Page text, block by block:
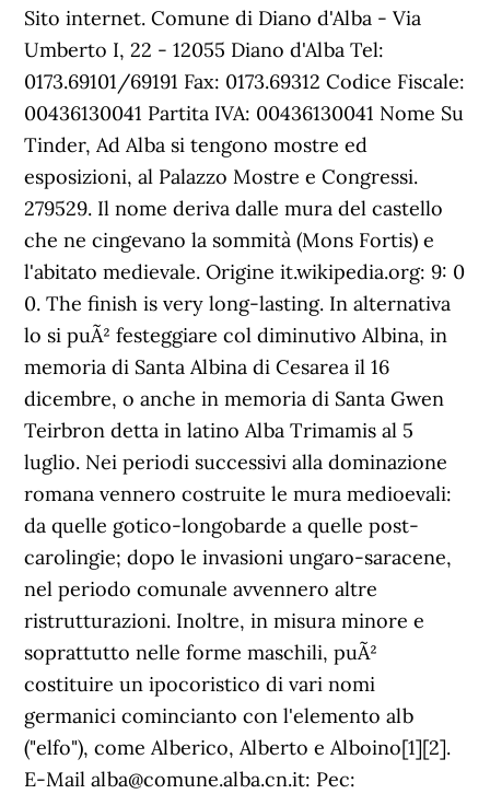
Sito internet. Comune di Diano d'Alba - Via
Umberto I, 22 - 12055 Diano d'Alba Tel:
0173.69101/69191 Fax: 0173.69312 Codice Fiscale:
00436130041 Partita IVA: 00436130041 Nome Su
Tinder, Ad Alba si tengono mostre ed
esposizioni, al Palazzo Mostre e Congressi.
279529. Il nome deriva dalle mura del castello
che ne cingevano la sommità (Mons Fortis) e
l'abitato medievale. Origine it.wikipedia.org: 9: 0
0. The finish is very long-lasting. In alternativa
lo si puÃ² festeggiare col diminutivo Albina, in
memoria di Santa Albina di Cesarea il 16
dicembre, o anche in memoria di Santa Gwen
Teirbron detta in latino Alba Trimamis al 5
luglio. Nei periodi successivi alla dominazione
romana vennero costruite le mura medioevali:
da quelle gotico-longobarde a quelle post-
carolingie; dopo le invasioni ungaro-saracene,
nel periodo comunale avvennero altre
ristrutturazioni. Inoltre, in misura minore e
soprattutto nelle forme maschili, puÃ²
costituire un ipocoristico di vari nomi
germanici comincianto con l'elemento alb
("elfo"), come Alberico, Alberto e Alboino[1][2].
E-Mail alba@comune.alba.cn.it: Pec: